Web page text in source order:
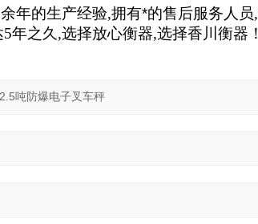
余年的生产经验,拥有*的售后服务人员,
5年之久 ,选择放心衡器,选择香川衡器！